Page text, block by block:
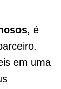
, é
em uma